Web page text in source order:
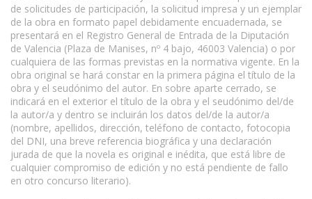
de solicitudes de participación, la solicitud impresa y un ejemplar
de la obra en formato papel debidamente encuadernada, se
presentará en el Registro General de Entrada de la Diputación
de Valencia (Plaza de Manises, nº 4 bajo, 46003 Valencia) o por
cualquiera de las formas previstas en la normativa vigente. En la
obra original se hará constar en la primera página el título de la
obra y el seudónimo del autor. En sobre aparte cerrado, se
indicará en el exterior el título de la obra y el seudónimo del/de
la autor/a y dentro se incluirán los datos del/de la autor/a
(nombre, apellidos, dirección, teléfono de contacto, fotocopia
del DNI, una breve referencia biográfica y una declaración
jurada de que la novela es original e inédita, que está libre de
cualquier compromiso de edición y no está pendiente de fallo
en otro concurso literario).